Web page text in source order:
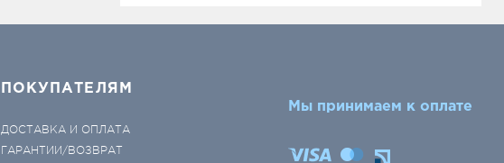
ПОКУПАТЕЛЯМ
ДОСТАВКА И ОПЛАТА
ГАРАНТИИ/ВОЗВРАТ
Мы принимаем к оплате